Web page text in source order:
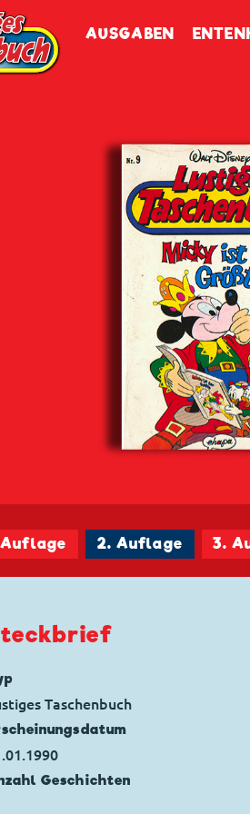
AUSGABEN
Auflage 2. Auflage 3.
Taschenbuch
Geschichten